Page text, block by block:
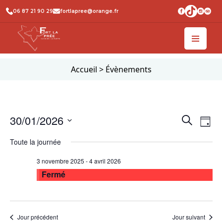
06 87 21 90 29 fortlapree@orange.fr
Accueil > Évènements
de
vues
Recherche
Jour
30/01/2026
une
Toute la journée
3 novembre 2025 -4 avril 2026
Fermé
Jour précédent Jour suivant